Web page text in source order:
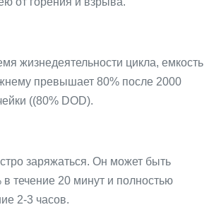
жизнедеятельности цикла, емкость
превышает 80% после 2000
((80% DOD).
заряжаться. Он может быть
течение 20 минут и полностью
2-3 часов.